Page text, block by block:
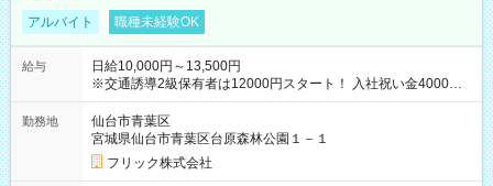
アルバイト 職種未経験OK
給与
日給10,000円～13,500円
※交通誘導2級保有者は12000円スタート！ 入社祝い金4000円
【試用期間】試用期間なし
勤務地
仙台市青葉区
宮城県仙台市青葉区台原森林公園１－１
フリック株式会社